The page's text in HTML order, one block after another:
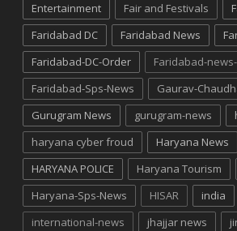
Entertainment
Fair and Festivals
Faridabad DC
Faridabad News
Faridabad-DC-Order
Faridabad-
Faridabad-Sps-News
Gaurav-
Gurugram News
gurugram-news
haryana cyber froud
Haryana News
HARYANA POLICE
Haryana Tourism
Haryana-Sps-News
HISAR india
international-news
jhajjar news